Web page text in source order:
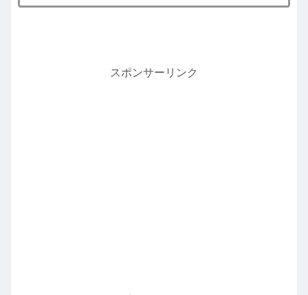
スポンサーリンク